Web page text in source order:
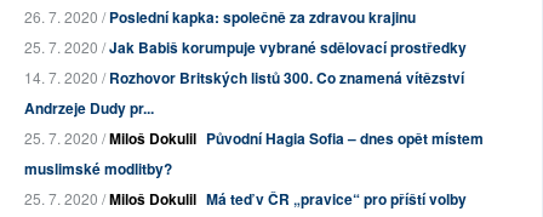
26. 7. 2020 /Poslední kapka: společně za zdravou krajinu
25. 7. 2020 /Jak Babiš korumpuje vybrané sdělovací prostředky
14. 7. 2020 /Rozhovor Britských listů 300. Co znamená vítězství
Andrzeje Dudy pr...
25. 7. 2020 /Miloš Dokulil Původní Hagia Sofia – dnes opět místem
muslimské modlitby?
25. 7. 2020 /Miloš Dokulil Má teď v ČR „pravice“ pro příští volby